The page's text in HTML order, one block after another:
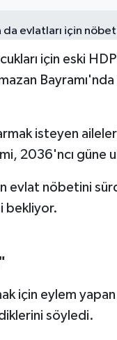
için eski
Bayramı'nda
isteyen
2036'ncı güne
evlat nöbetini
bekliyor.
için eylem
söyledi.